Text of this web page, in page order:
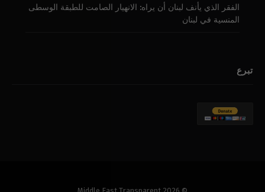
الفقر الذي يأنف لبنان أن يراه: الانهيار الصامت للطبقة الوسطى
المنسية في لبنان
تبرع